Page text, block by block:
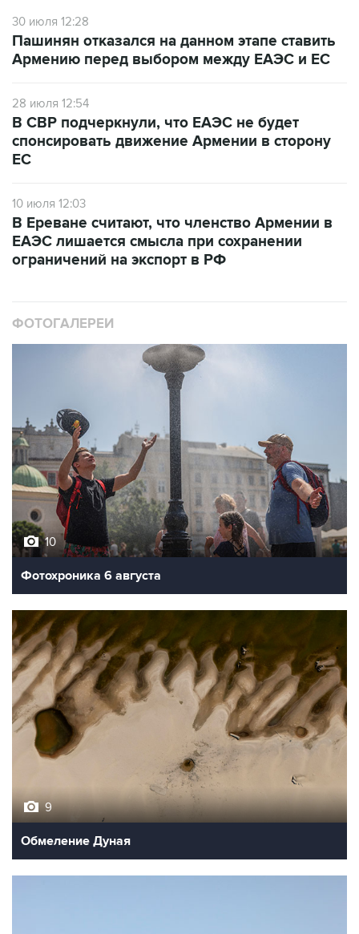
30 июля 12:28
Пашинян отказался на данном этапе ставить
Армению перед выбором между ЕАЭС и ЕС
28 июля 12:54
В СВР подчеркнули, что ЕАЭС не будет
спонсировать движение Армении в сторону
ЕС
10 июля 12:03
В Ереване считают, что членство Армении в
ЕАЭС лишается смысла при сохранении
ограничений на экспорт в РФ
ФОТОГАЛЕРЕИ
10
Фотохроника 6 августа
9
Обмеление Дуная